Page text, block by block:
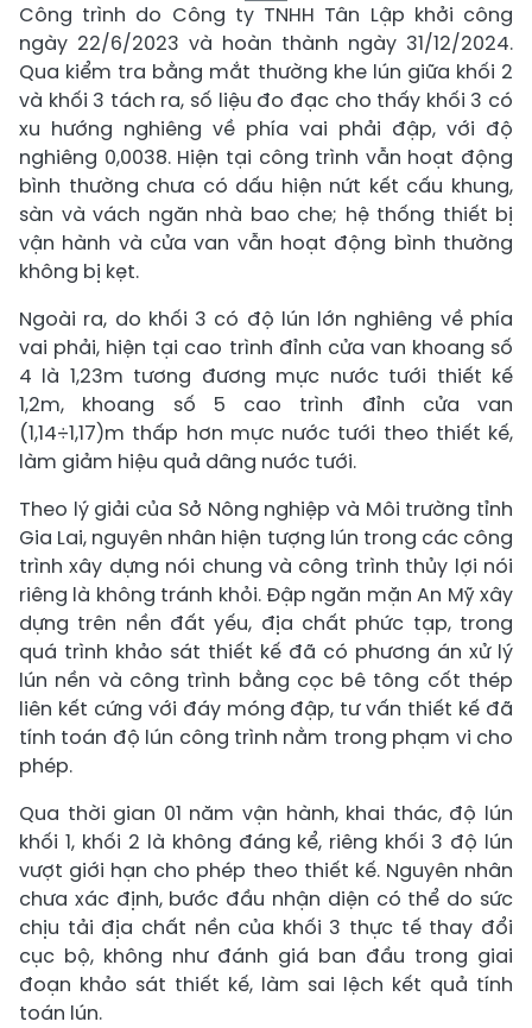
Công trình do Công ty TNHH Tân Lập khởi công
ngày 22/6/2023 và hoàn thành ngày 31/12/2024.
Qua kiểm tra bằng mắt thường khe lún giữa khối 2
và khối 3 tách ra, số liệu đo đạc cho thấy khối 3 có
xu hướng nghiêng về phía vai phải đập, với độ
nghiêng 0,0038. Hiện tại công trình vẫn hoạt động
bình thường chưa có dấu hiện nứt kết cấu khung,
sàn và vách ngăn nhà bao che; hệ thống thiết bị
vận hành và cửa van vẫn hoạt động bình thường
không bị kẹt.
Ngoài ra, do khối 3 có độ lún lớn nghiêng về phía
vai phải, hiện tại cao trình đỉnh cửa van khoang số
4 là 1,23m tương đương mực nước tưới thiết kế
1,2m, khoang số 5 cao trình đỉnh cửa van
(1,14÷1,17)m thấp hơn mực nước tưới theo thiết kế,
làm giảm hiệu quả dâng nước tưới.
Theo lý giải của Sở Nông nghiệp và Môi trường tỉnh
Gia Lai, nguyên nhân hiện tượng lún trong các công
trình xây dựng nói chung và công trình thủy lợi nói
riêng là không tránh khỏi. Đập ngăn mặn An Mỹ xây
dựng trên nền đất yếu, địa chất phức tạp, trong
quá trình khảo sát thiết kế đã có phương án xử lý
lún nền và công trình bằng cọc bê tông cốt thép
liên kết cứng với đáy móng đập, tư vấn thiết kế đã
tính toán độ lún công trình nằm trong phạm vi cho
phép.
Qua thời gian 01 năm vận hành, khai thác, độ lún
khối 1, khối 2 là không đáng kể, riêng khối 3 độ lún
vượt giới hạn cho phép theo thiết kế. Nguyên nhân
chưa xác định, bước đầu nhận diện có thể do sức
chịu tải địa chất nền của khối 3 thực tế thay đổi
cục bộ, không như đánh giá ban đầu trong giai
đoạn khảo sát thiết kế, làm sai lệch kết quả tính
toán lún.